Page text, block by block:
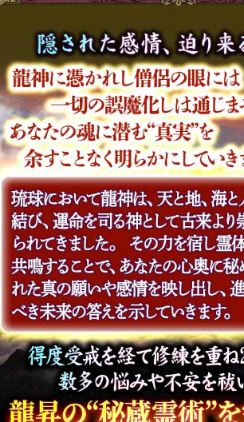
龍神の力を宿し経を唱えることで、あなた
の周囲に漂う霊体や霊気の存在を感じ取
り、その気配と波動を丁寧に読み解いてい
きます。そこから伝わる言葉を通して、あ
なた本来の性格や秘められた能力、そして
生まれ持った使命を一つひとつ明らかにし
ていきます。
人生視通し26年“龍神憑
き僧侶”の秘蔵霊視◆あ
なたが辿る全生涯25項
会員価格2,915円(税込)
通常価格3,410円(税込)
独身男女が殺到“一生涯
の絆”を繋ぐ結婚霊視◆
あなたの伴侶/入籍日
会員価格2,420円(税込)
通常価格 2,750円(税込)
龍神のご利益◆昇進/収